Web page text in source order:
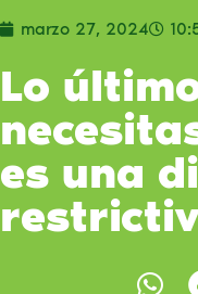
marzo 27, 2024
Lo
es una